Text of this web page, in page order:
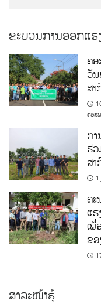
ຂະບວນການອອກແຮ
ຄ
ວັ
ສາ
ຄອສພ
ກ
ຮ່
ສ
ຄ
ແຮ
ເພື່
ຂ
ສາລະໜ້າຮູ້